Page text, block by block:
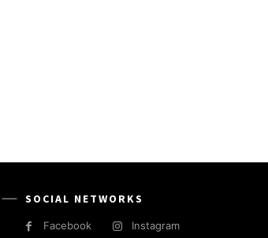
SOCIAL NETWORKS
Facebook
Instagram